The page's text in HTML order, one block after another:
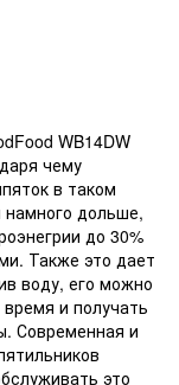
WB14DW
чему
в таком
намного дольше,
до 30%
Также это дает
воду, его можно
и получать
Современная и
это